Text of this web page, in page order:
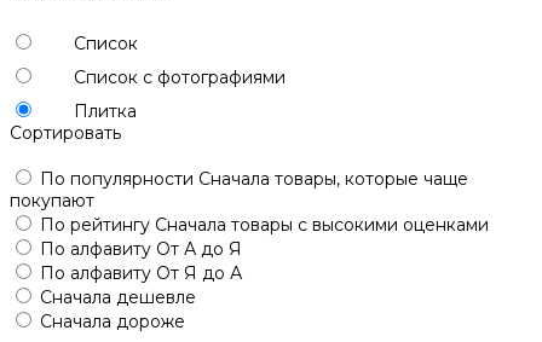
Список
Список с фотографиями
Плитка
Сортировать
По популярности Сначала товары, которые чаще
покупают
По рейтингу Сначала товары с высокими оценками
По алфавиту От А до Я
По алфавиту От Я до А
Сначала дешевле
Сначала дороже